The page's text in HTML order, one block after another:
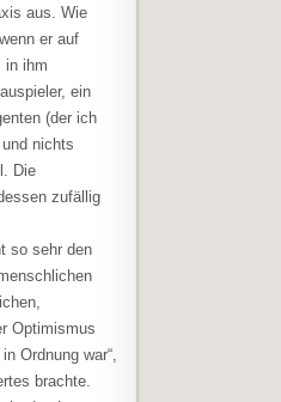
aus. Wie
er auf
in ihm
ein
(der ich
nichts
Die
zufällig
so sehr den
Optimismus
Ordnung war“,
brachte.